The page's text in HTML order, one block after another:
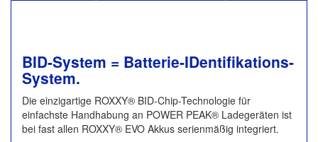
BID-System = Batterie-IDentifikations-
System.
Die einzigartige ROXXY® BID-Chip-Technologie für
einfachste Handhabung an POWER PEAK® Ladegeräten ist
bei fast allen ROXXY® EVO Akkus serienmäßig integriert.